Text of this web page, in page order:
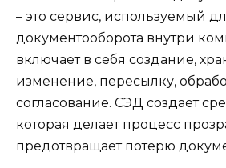
– это сервис, используемый
документооборота внутри
включает в себя создание,
изменение, пересылку,
согласование. СЭД создает
которая делает процесс
предотвращает потерю